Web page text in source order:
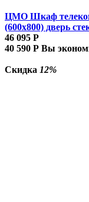
ЦМО Шкаф
(600x800) дверь
46 095 Р
40 590 Р Вы
Скидка 12%